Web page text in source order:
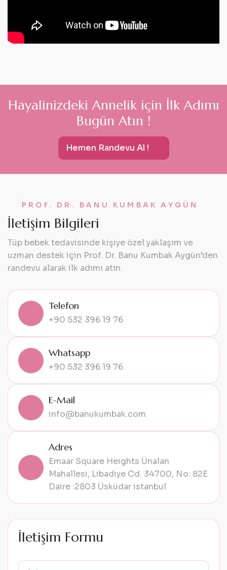
Hayalinizdeki Annelik için İlk Adımı
Bugün Atın !
Hemen Randevu Al !
PROF. DR. BANU KUMBAK AYGÜN
İletişim Bilgileri
Tüp bebek tedavisinde kişiye özel yaklaşım ve
uzman destek için Prof. Dr. Banu Kumbak Aygün’den
randevu alarak ilk adımı atın.
Telefon
+90 532 396 19 76
Whatsapp
+90 532 396 19 76
E-Mail
info@banukumbak.com
Adres
Emaar Square Heights Ünalan
Mahallesi, Libadiye Cd. 34700, No: 82E
Daire :2803 Üsküdar istanbul
İletişim Formu